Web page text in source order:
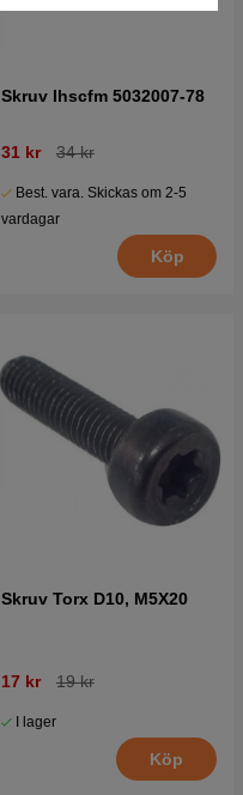
Skruv Ihscfm 5032007-78
31 kr 34 kr
Best. vara. Skickas om 2-5
vardagar
Köp
Skruv Torx D10, M5X20
17 kr 19 kr
I lager
Köp